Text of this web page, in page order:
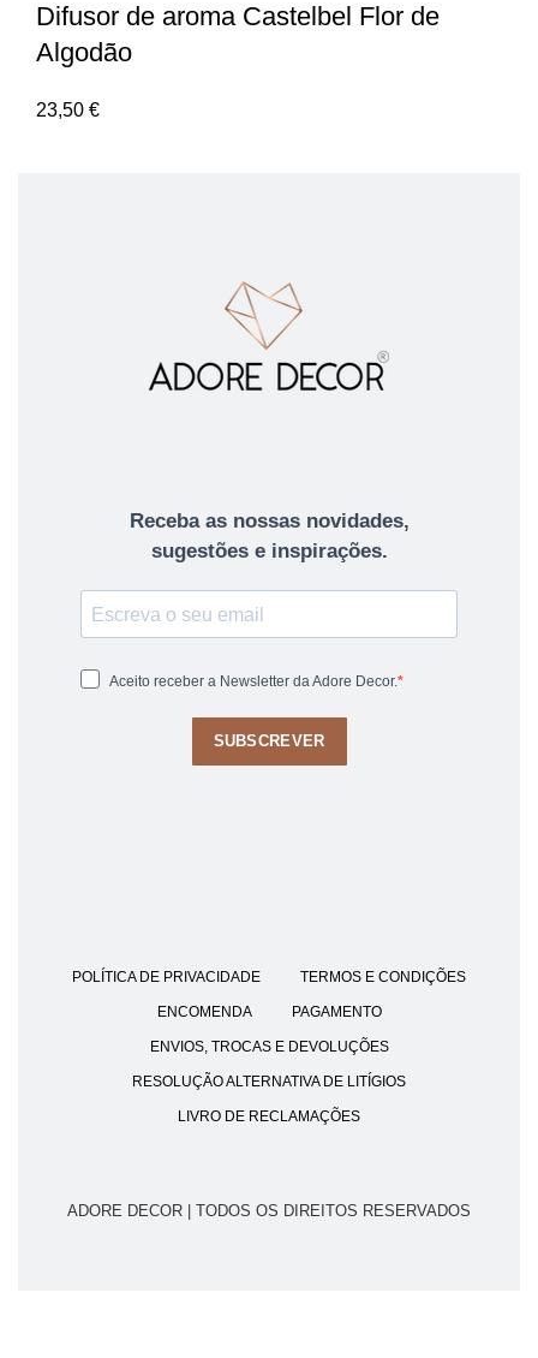
Difusor de aroma Castelbel Flor de
Algodão
23,50 €
Receba as nossas novidades,
sugestões e inspirações.
Aceito receber a Newsletter da Adore Decor.
SUBSCREVER
POLÍTICA DE PRIVACIDADE TERMOS E CONDIÇÕES
ENCOMENDA PAGAMENTO
ENVIOS, TROCAS E DEVOLUÇÕES
RESOLUÇÃO ALTERNATIVA DE LITÍGIOS
LIVRO DE RECLAMAÇÕES
ADORE DECOR | TODOS OS DIREITOS RESERVADOS